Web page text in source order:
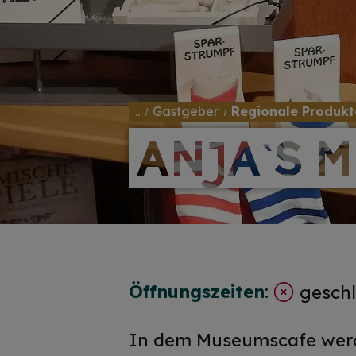
.. Gastgeber Regionale
ANJA`S
ANJA`S
Öffnungszeiten:
In dem Museumscafe